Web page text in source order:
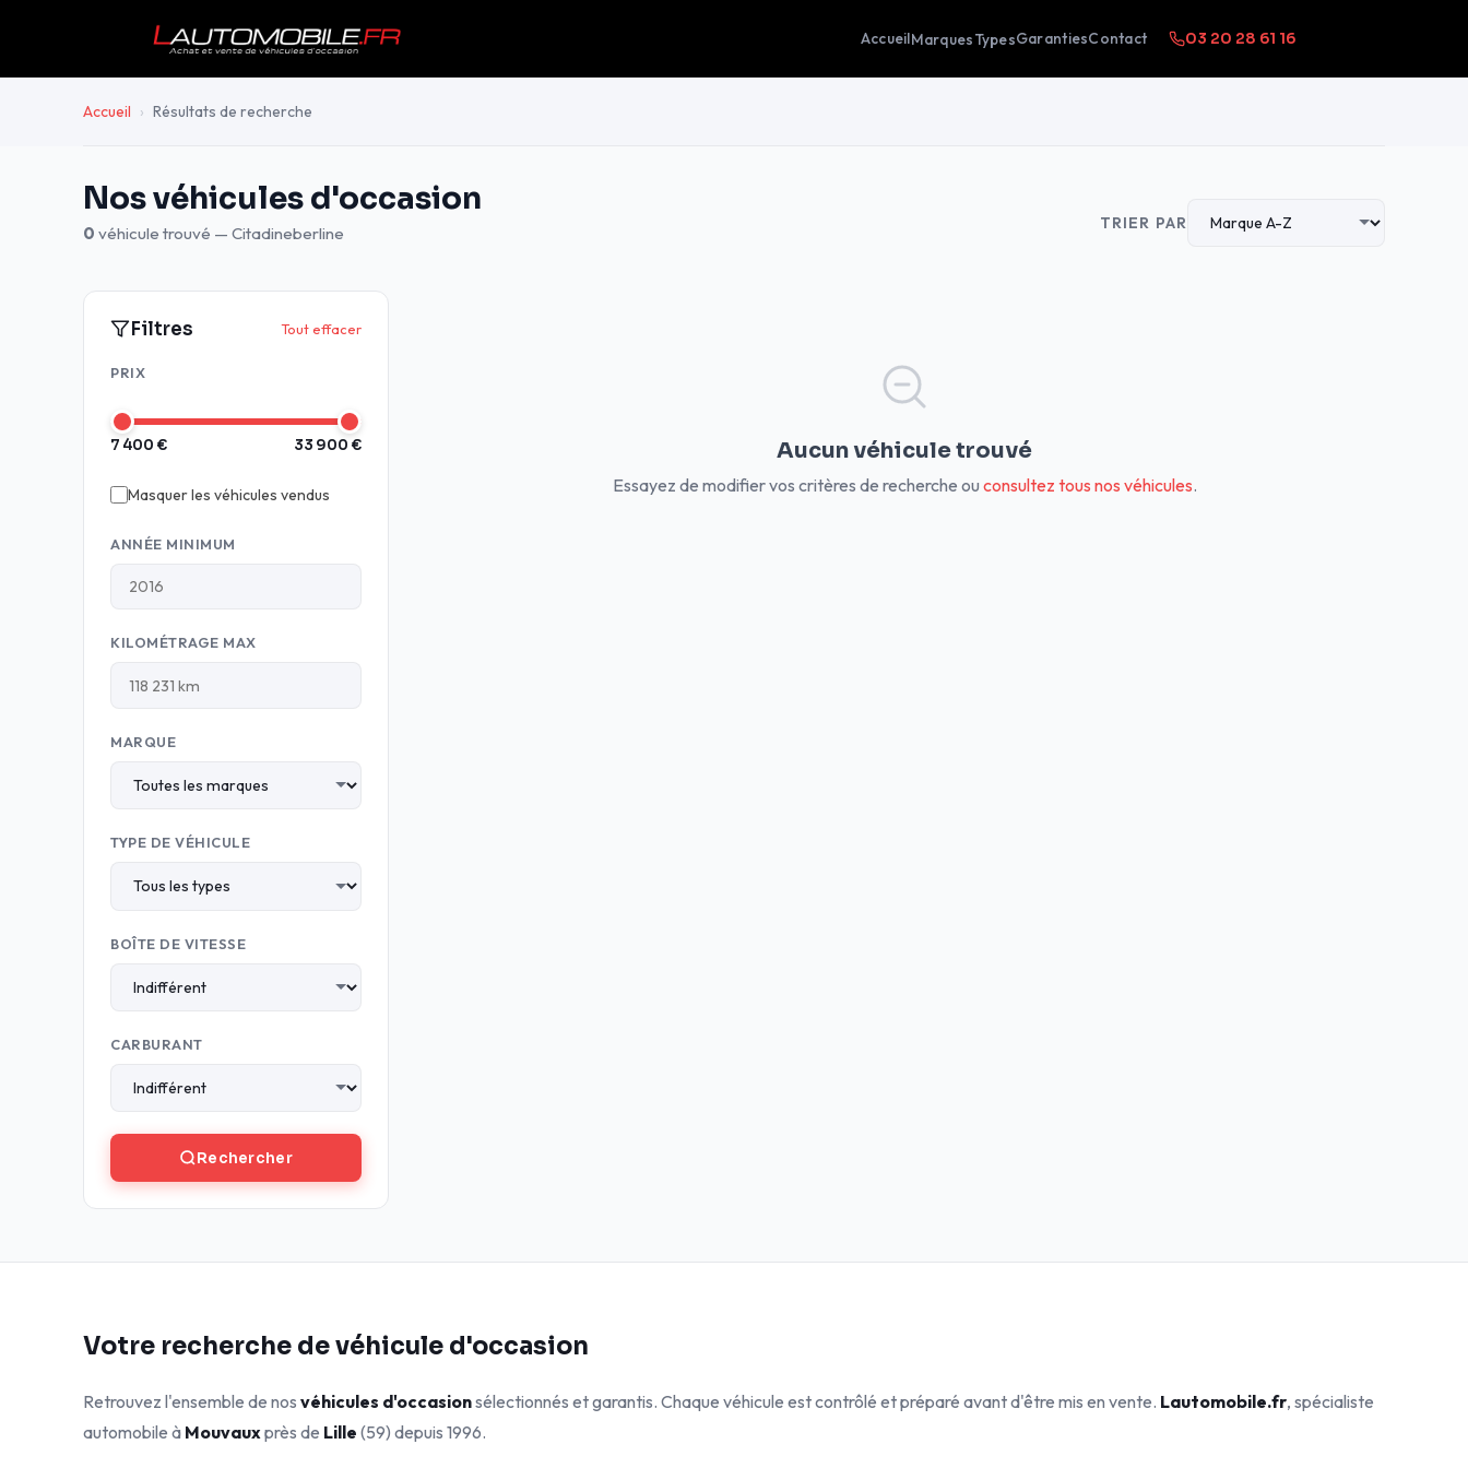
AccueilMarquesTypesGarantiesContact 03 20 28 61 16
Accueil › Résultats de recherche
Nos véhicules d'occasion
0 véhicule trouvé — Citadineberline
TRIER PAR
Filtres Tout effacer
PRIX
7 400 € 33 900 €
Masquer les véhicules vendus
ANNÉE MINIMUM
KILOMÉTRAGE MAX
MARQUE
TYPE DE VÉHICULE
BOÎTE DE VITESSE
CARBURANT
Rechercher
Aucun véhicule trouvé
Essayez de modifier vos critères de recherche ou consultez tous nos véhicules.
Votre recherche de véhicule d'occasion
Retrouvez l'ensemble de nos véhicules d'occasionsélectionnés et garantis. Chaque véhicule est contrôlé et préparé avant d'être mis en vente. Lautomobile.fr, spécialiste
automobile à Mouvauxprès de Lille (59) depuis 1996.